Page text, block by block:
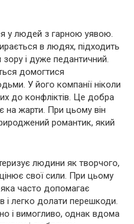
у людей з гарною уявою.
в людях, підходить
і дуже педантичний.
домогтися
У його компанії ніколи
до конфліктів. Це добра
на жарти. При цьому він
романтик, який
людини як творчого,
свої сили. При цьому
яка часто допомагає
і легко долати перешкоди.
і вимогливо, однак вдома